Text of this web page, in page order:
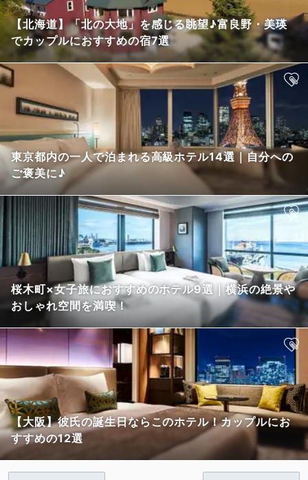
【北海道】「北の大地」を感じる眺望♪富良野・美瑛
でカップルにおすすめの宿7選
東京都内の一人で泊まれる高級ホテル14選｜自分への
ご褒美に♪
桜木町×女子旅におすすめのホテル9選｜横浜の絶景や
おしゃれ空間を満喫！
【大阪】彼氏の誕生日ならこのホテル！カップルにお
すすめの12選